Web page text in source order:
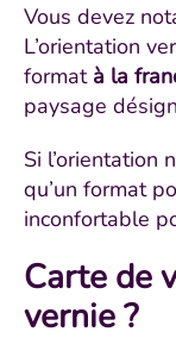
Vous devez
L’orientation
format à la
paysage
Si l’orientation
qu’un format
inconfortable
Carte de
vernie ?